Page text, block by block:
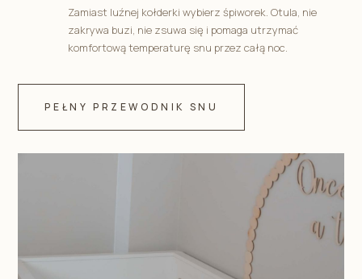
Zamiast luźnej kołderki wybierz śpiworek. Otula, nie
zakrywa buzi, nie zsuwa się i pomaga utrzymać
komfortową temperaturę snu przez całą noc.
PEŁNY PRZEWODNIK SNU